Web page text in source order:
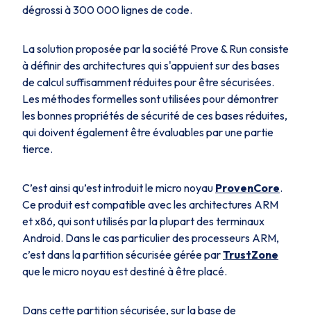
dégrossi à 300 000 lignes de code.
La solution proposée par la société Prove & Run consiste
à définir des architectures qui s'appuient sur des bases
de calcul suffisamment réduites pour être sécurisées.
Les méthodes formelles sont utilisées pour démontrer
les bonnes propriétés de sécurité de ces bases réduites,
qui doivent également être évaluables par une partie
tierce.
C’est ainsi qu’est introduit le micro noyau ProvenCore.
Ce produit est compatible avec les architectures ARM
et x86, qui sont utilisés par la plupart des terminaux
Android. Dans le cas particulier des processeurs ARM,
c’est dans la partition sécurisée gérée parTrustZone
que le micro noyau est destiné à être placé.
Dans cette partition sécurisée, sur la base de